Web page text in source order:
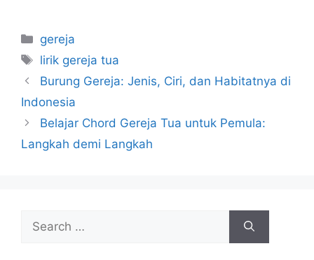
Categories
gereja
Tags
lirik gereja tua
Burung Gereja: Jenis, Ciri, dan Habitatnya di
Indonesia
Belajar Chord Gereja Tua untuk Pemula:
Langkah demi Langkah
for: